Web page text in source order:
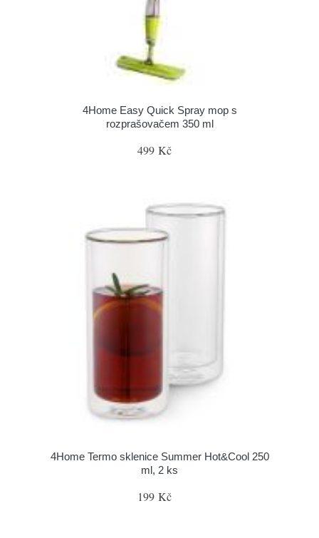
4Home Easy Quick Spray mop s
rozprašovačem 350 ml
499 Kč
4Home Termo sklenice Summer Hot&Cool 250
ml, 2 ks
199 Kč